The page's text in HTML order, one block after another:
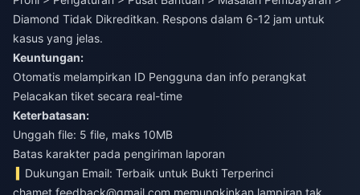
Diamond Tidak Dikreditkan. Respons dalam 6-12 jam untuk
kasus yang jelas.
Keuntungan:
Otomatis melampirkan ID Pengguna dan info perangkat
Pelacakan tiket secara real-time
Keterbatasan:
Unggah file: 5 file, maks 10MB
Batas karakter pada pengiriman laporan
Dukungan Email: Terbaik untuk Bukti Terperinci
chamet.feedback@gmail.com memungkinkan lampiran tak